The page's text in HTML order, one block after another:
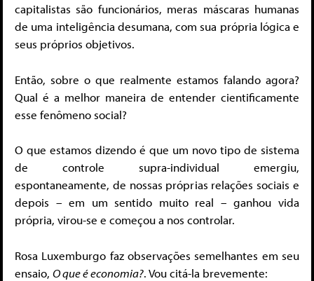
capitalistas são funcionários, meras máscaras humanas
de uma inteligência desumana, com sua própria lógica e
seus próprios objetivos.
Então, sobre o que realmente estamos falando agora?
Qual é a melhor maneira de entender cientificamente
esse fenômeno social?
O que estamos dizendo é que um novo tipo de sistema
de controle supra-individual emergiu,
espontaneamente, de nossas próprias relações sociais e
depois – em um sentido muito real – ganhou vida
própria, virou-se e começou a nos controlar.
Rosa Luxemburgo faz observações semelhantes em seu
ensaio, O que é economia?. Vou citá-la brevemente: